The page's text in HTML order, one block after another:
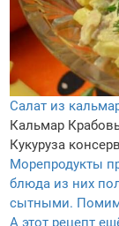
Салат из
Кальмар
Кукуруза
Морепродукты
блюда из них
сытными.
А этот рецепт